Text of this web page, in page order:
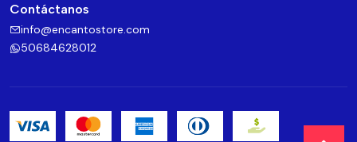
Contáctanos
info@encantostore.com
50684628012